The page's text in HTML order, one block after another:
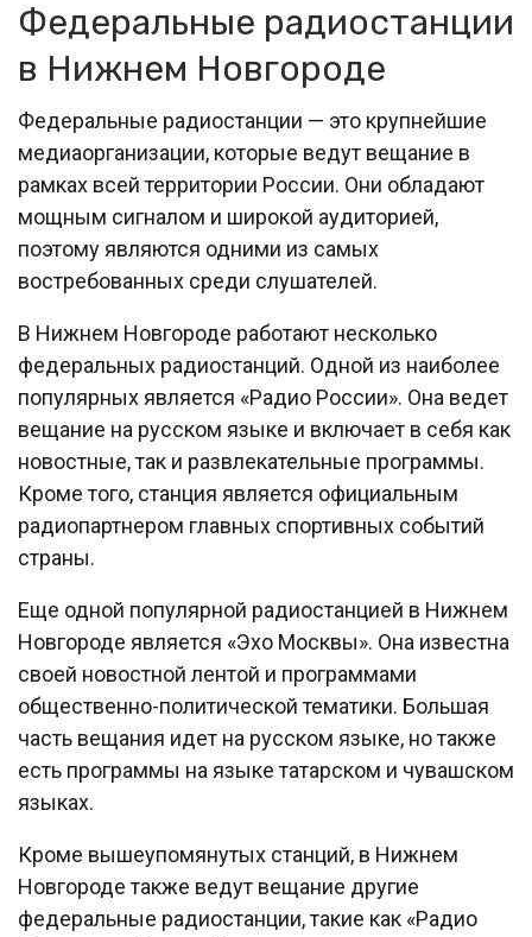
Федеральные радиостанции
в Нижнем Новгороде
Федеральные радиостанции — это крупнейшие
медиаорганизации, которые ведут вещание в
рамках всей территории России. Они обладают
мощным сигналом и широкой аудиторией,
поэтому являются одними из самых
востребованных среди слушателей.
В Нижнем Новгороде работают несколько
федеральных радиостанций. Одной из наиболее
популярных является «Радио России». Она ведет
вещание на русском языке и включает в себя как
новостные, так и развлекательные программы.
Кроме того, станция является официальным
радиопартнером главных спортивных событий
страны.
Еще одной популярной радиостанцией в Нижнем
Новгороде является «Эхо Москвы». Она известна
своей новостной лентой и программами
общественно-политической тематики. Большая
часть вещания идет на русском языке, но также
есть программы на языке татарском и чувашском
языках.
Кроме вышеупомянутых станций, в Нижнем
Новгороде также ведут вещание другие
федеральные радиостанции, такие как «Радио